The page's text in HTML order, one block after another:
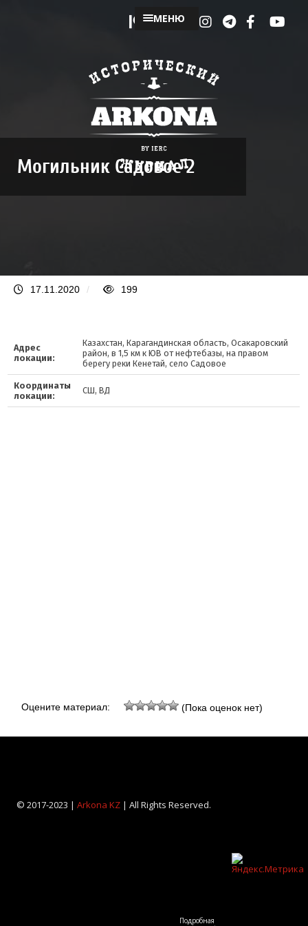
МЕНЮ
Могильник Садовое 2
17.11.2020 / 199
Адрес
локации:
Казахстан, Карагандинская область, Осакаровский
район, в 1,5 км к ЮВ от нефтебазы, на правом
берегу реки Кенетай, село Садовое
Координаты
локации:
СШ, ВД
Оцените материал: (Пока оценок нет)
© 2017-2023 | Arkona KZ| All Rights Reserved.
Подробная